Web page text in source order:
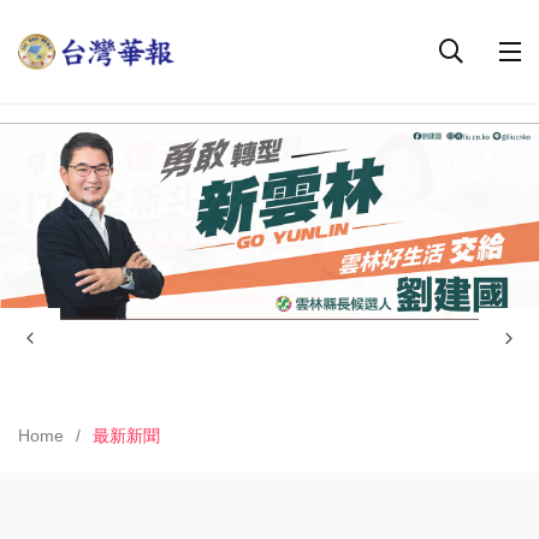
Home 最新新聞